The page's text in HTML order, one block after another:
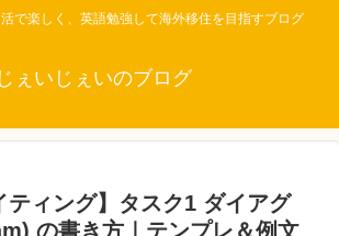
で楽しく、英語勉強して海外移住を目指すブログ
じぇいじぇいのブログ
ティング】タスク1 ダイアグ
の書き方｜テンプレ＆例文